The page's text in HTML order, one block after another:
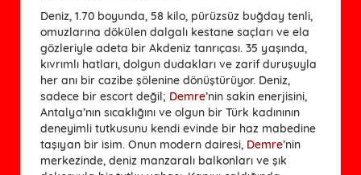
Deniz, 1.70 boyunda, 58 kilo, pürüzsüz buğday tenli,
omuzlarına dökülen dalgalı kestane saçları ve ela
gözleriyle adeta bir Akdeniz tanrıçası. 35 yaşında,
kıvrımlı hatları, dolgun dudakları ve zarif duruşuyla
her anı bir cazibe şölenine dönüştürüyor. Deniz,
sadece bir escort değil; Demre’nin sakin enerjisini,
Antalya’nın sıcaklığını ve olgun bir Türk kadınının
deneyimli tutkusunu kendi evinde bir haz mabedine
taşıyan bir isim. Onun modern dairesi, Demre’nin
merkezinde, deniz manzaralı balkonları ve şık